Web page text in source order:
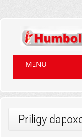
MENU
Priligy